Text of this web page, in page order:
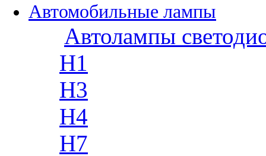
Автомобильные лампы
Автолампы
H1
H3
H4
H7